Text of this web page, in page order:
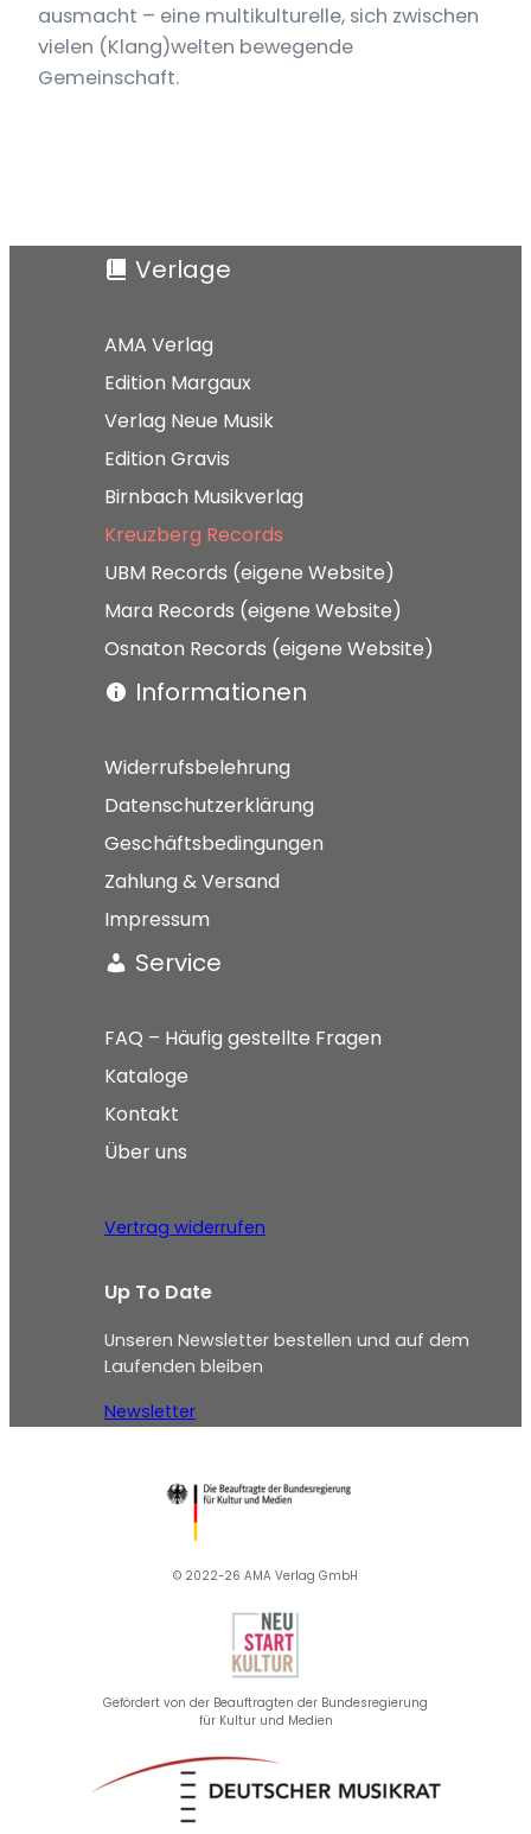
ausmacht – eine multikulturelle, sich zwischen
vielen (Klang)welten bewegende
Gemeinschaft.
Verlage
AMA Verlag
Edition Margaux
Verlag Neue Musik
Edition Gravis
Birnbach Musikverlag
Kreuzberg Records
UBM Records (eigene Website)
Mara Records (eigene Website)
Osnaton Records (eigene Website)
Informationen
Widerrufsbelehrung
Datenschutzerklärung
Geschäftsbedingungen
Zahlung & Versand
Impressum
Service
FAQ – Häufig gestellte Fragen
Kataloge
Kontakt
Über uns
Vertrag widerrufen
Up To Date
Unseren Newsletter bestellen und auf dem
Laufenden bleiben
Newsletter
© 2022-26 AMA Verlag GmbH​
Gefördert von der Beauftragten der Bundesregierung
für Kultur und Medien